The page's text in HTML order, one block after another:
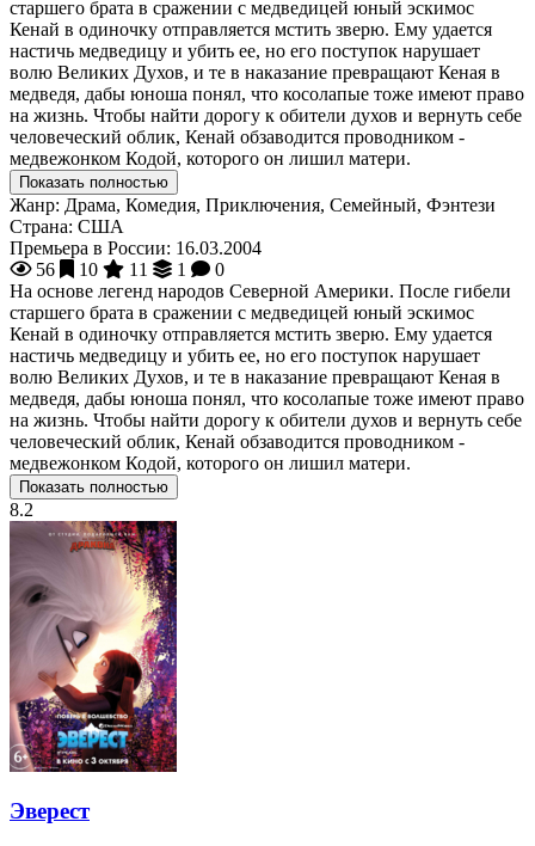
старшего брата в сражении с медведицей юный эскимос
Кенай в одиночку отправляется мстить зверю. Ему удается
настичь медведицу и убить ее, но его поступок нарушает
волю Великих Духов, и те в наказание превращают Кеная в
медведя, дабы юноша понял, что косолапые тоже имеют право
на жизнь. Чтобы найти дорогу к обители духов и вернуть себе
человеческий облик, Кенай обзаводится проводником -
медвежонком Кодой, которого он лишил матери.
Показать полностью
Жанр: Драма, Комедия, Приключения, Семейный, Фэнтези
Страна: США
Премьера в России: 16.03.2004
56
10 11 1
0
На основе легенд народов Северной Америки. После гибели
старшего брата в сражении с медведицей юный эскимос
Кенай в одиночку отправляется мстить зверю. Ему удается
настичь медведицу и убить ее, но его поступок нарушает
волю Великих Духов, и те в наказание превращают Кеная в
медведя, дабы юноша понял, что косолапые тоже имеют право
на жизнь. Чтобы найти дорогу к обители духов и вернуть себе
человеческий облик, Кенай обзаводится проводником -
медвежонком Кодой, которого он лишил матери.
Показать полностью
8.2
Эверест